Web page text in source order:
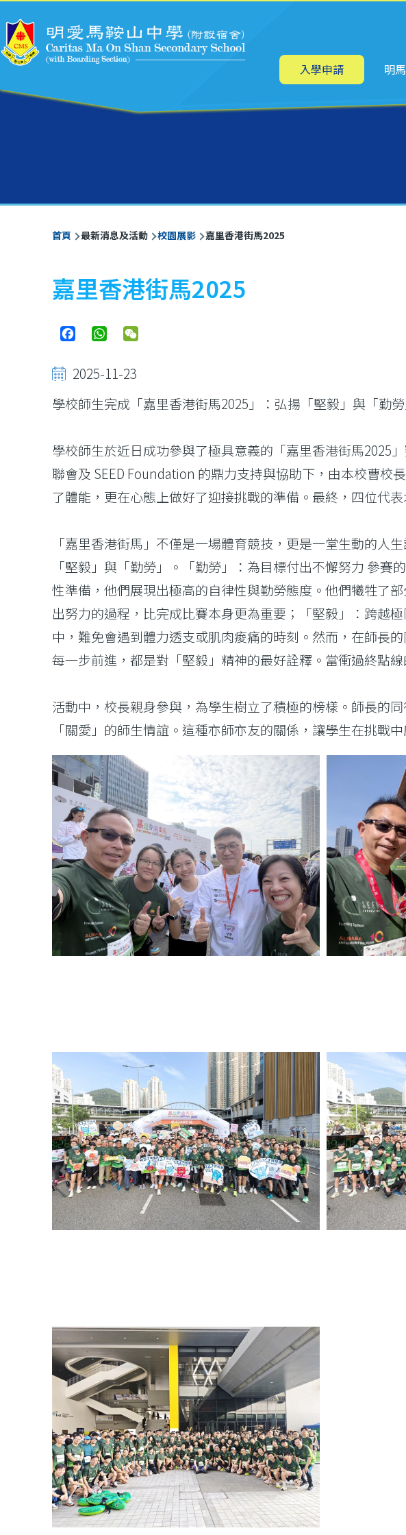
主
航 入學申請 明
導
航
連
結
首頁 最新消息及活動 校園展影 嘉里香港街馬2025
嘉里香港街馬2025
FacebookWhatsApp
2025-11-23
學校師生完成「嘉里香港街馬2025」：弘揚「堅毅」與「勤
學校師生於近日成功參與了極具意義的「嘉里香港街馬2025
聯會及 SEED Foundation 的鼎力支持與協助下，由本校曹
了體能，更在心態上做好了迎接挑戰的準備。最終，四位代
「嘉里香港街馬」不僅是一場體育競技，更是一堂生動的
「堅毅」與「勤勞」。「勤勞」：為目標付出不懈努力 參
性準備，他們展現出極高的自律性與勤勞態度。他們犧牲了
出努力的過程，比完成比賽本身更為重要；「堅毅」：跨越
中，難免會遇到體力透支或肌肉痠痛的時刻。然而，在師長
每一步前進，都是對「堅毅」精神的最好詮釋。當衝過終點
活動中，校長親身參與，為學生樹立了積極的榜樣。師長的
「關愛」的師生情誼。這種亦師亦友的關係，讓學生在挑戰